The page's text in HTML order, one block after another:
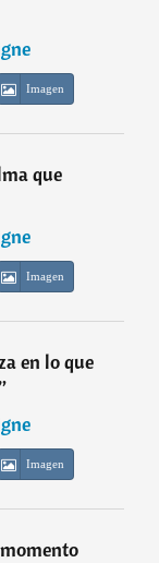
Imagen
que
Imagen
en lo que
Imagen